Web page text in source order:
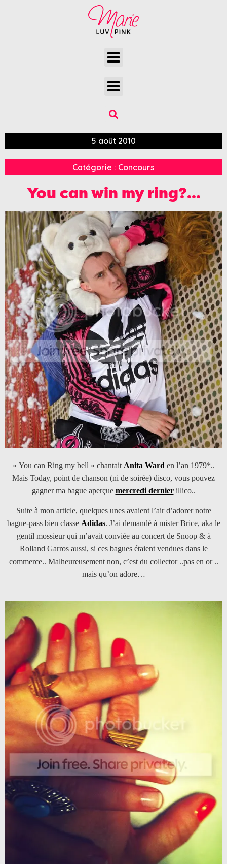
5 août 2010
Catégorie : Concours
You can win my ring?…
« You can Ring my bell » chantait Anita Ward en l’an 1979*..
Mais Today, point de chanson (ni de soirée) disco, vous pouvez
gagner ma bague aperçue mercredi dernierillico..
Suite à mon article, quelques unes avaient l’air d’adorer notre
bague-pass bien classe Adidas. J’ai demandé à mister Brice, aka le
gentil mossieur qui m’avait conviée au concert de Snoop & à
Rolland Garros aussi, si ces bagues étaient vendues dans le
commerce.. Malheureusement non, c’est du collector ..pas en or ..
mais qu’on adore…